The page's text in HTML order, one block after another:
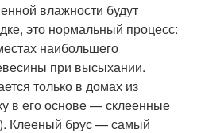
влажности будут
это нормальный процесс:
наибольшего
при высыхании.
только в домах из
в его основе — склеенные
Клееный брус — самый